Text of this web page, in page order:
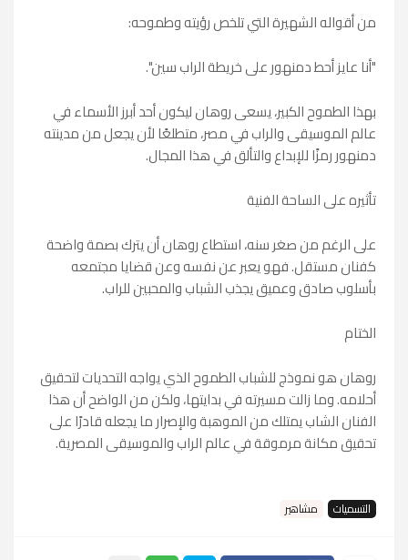
من أقواله الشهيرة التي تلخص رؤيته وطموحه:
"أنا عايز أحط دمنهور على خريطة الراب سين".
بهذا الطموح الكبير، يسعى روهان ليكون أحد أبرز الأسماء في
عالم الموسيقى والراب في مصر، متطلعًا لأن يجعل من مدينته
دمنهور رمزًا للإبداع والتألق في هذا المجال.
تأثيره على الساحة الفنية
على الرغم من صغر سنه، استطاع روهان أن يترك بصمة واضحة
كفنان مستقل. فهو يعبر عن نفسه وعن قضايا مجتمعه
بأسلوب صادق وعميق يجذب الشباب والمحبين للراب.
الختام
روهان هو نموذج للشباب الطموح الذي يواجه التحديات لتحقيق
أحلامه. وما زالت مسيرته في بدايتها، ولكن من الواضح أن هذا
الفنان الشاب يمتلك من الموهبة والإصرار ما يجعله قادرًا على
تحقيق مكانة مرموقة في عالم الراب والموسيقى المصرية.
التسميات مشاهير